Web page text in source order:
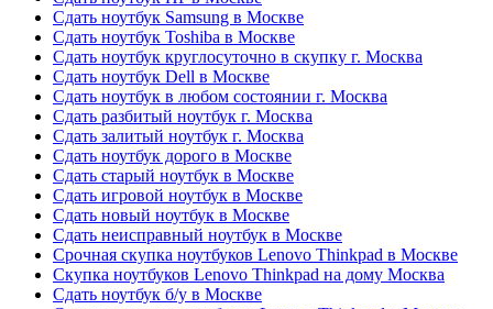
Сдать ноутбук Samsung в Москве
Сдать ноутбук Toshiba в Москве
Сдать ноутбук круглосуточно в скупку г. Москва
Сдать ноутбук Dell в Москве
Сдать ноутбук в любом состоянии г. Москва
Сдать разбитый ноутбук г. Москва
Сдать залитый ноутбук г. Москва
Сдать ноутбук дорого в Москве
Сдать старый ноутбук в Москве
Сдать игровой ноутбук в Москве
Сдать новый ноутбук в Москве
Сдать неисправный ноутбук в Москве
Срочная скупка ноутбуков Lenovo Thinkpad в Москве
Скупка ноутбуков Lenovo Thinkpad на дому Москва
Сдать ноутбук б/у в Москве